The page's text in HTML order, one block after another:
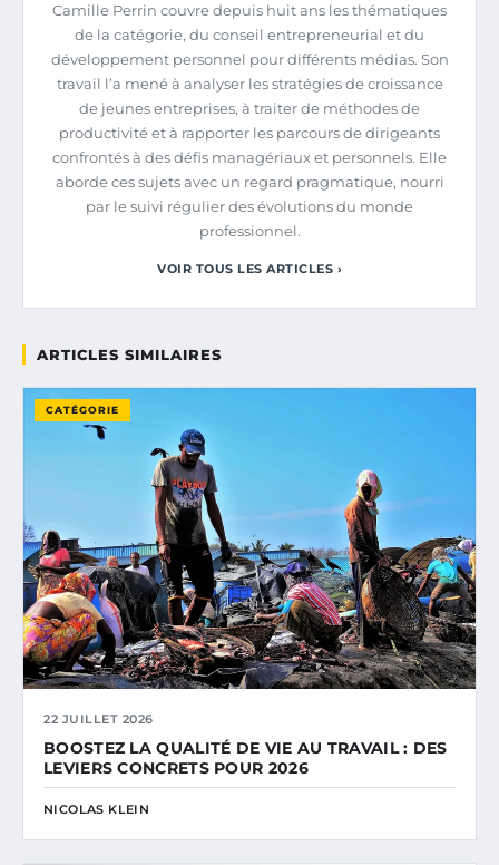
Camille Perrin couvre depuis huit ans les thématiques
de la catégorie, du conseil entrepreneurial et du
développement personnel pour différents médias. Son
travail l’a mené à analyser les stratégies de croissance
de jeunes entreprises, à traiter de méthodes de
productivité et à rapporter les parcours de dirigeants
confrontés à des défis managériaux et personnels. Elle
aborde ces sujets avec un regard pragmatique, nourri
par le suivi régulier des évolutions du monde
professionnel.
VOIR TOUS LES ARTICLES ›
ARTICLES SIMILAIRES
CATÉGORIE
22 JUILLET 2026
BOOSTEZ LA QUALITÉ DE VIE AU TRAVAIL : DES
LEVIERS CONCRETS POUR 2026
NICOLAS KLEIN